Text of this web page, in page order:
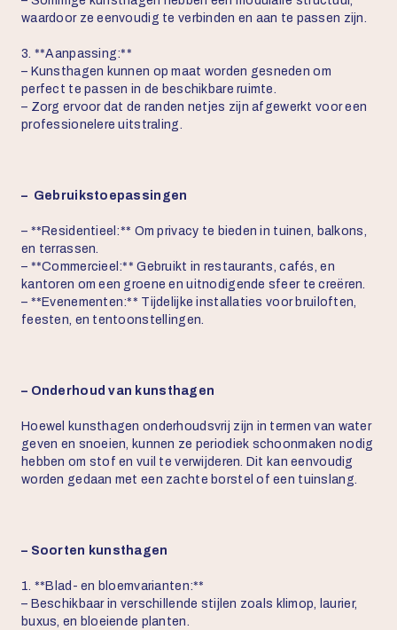
waardoor ze eenvoudig te verbinden en aan te passen zijn.
3. **Aanpassing:**
– Kunsthagen kunnen op maat worden gesneden om
perfect te passen in de beschikbare ruimte.
– Zorg ervoor dat de randen netjes zijn afgewerkt voor een
professionelere uitstraling.
– Gebruikstoepassingen
– **Residentieel:** Om privacy te bieden in tuinen, balkons,
en terrassen.
– **Commercieel:** Gebruikt in restaurants, cafés, en
kantoren om een groene en uitnodigende sfeer te creëren.
– **Evenementen:** Tijdelijke installaties voor bruiloften,
feesten, en tentoonstellingen.
– Onderhoud van kunsthagen
Hoewel kunsthagen onderhoudsvrij zijn in termen van water
geven en snoeien, kunnen ze periodiek schoonmaken nodig
hebben om stof en vuil te verwijderen. Dit kan eenvoudig
worden gedaan met een zachte borstel of een tuinslang.
– Soorten kunsthagen
1. **Blad- en bloemvarianten:**
– Beschikbaar in verschillende stijlen zoals klimop, laurier,
buxus, en bloeiende planten.